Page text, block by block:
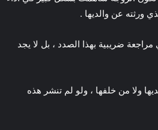
ورثته عن والديها .
ضريبية بهذا الصدد ، بل لا يجد
ولا من خلفها ، ولو لم تنشر هذه